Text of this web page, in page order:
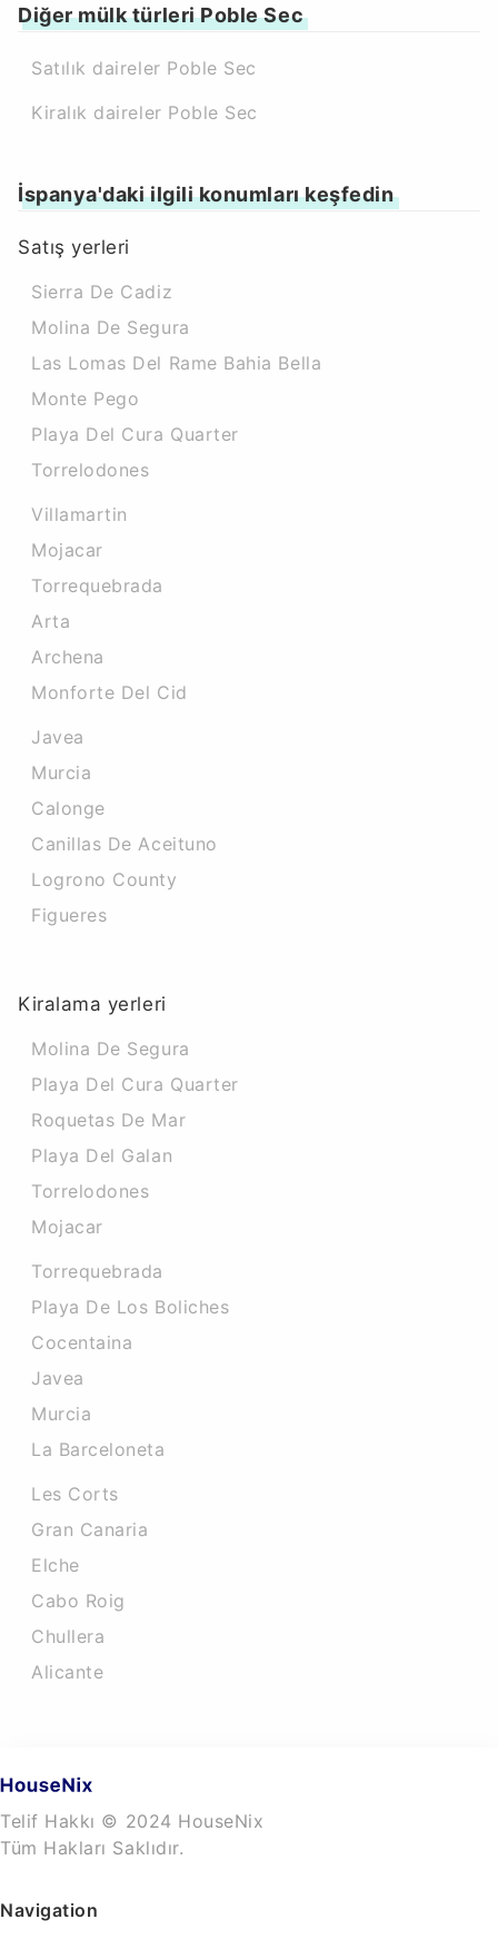
Diğer mülk türleri Poble Sec
Satılık daireler Poble Sec
Kiralık daireler Poble Sec
İspanya'daki ilgili konumları keşfedin
Satış yerleri
Sierra De Cadiz
Molina De Segura
Las Lomas Del Rame Bahia Bella
Monte Pego
Playa Del Cura Quarter
Torrelodones
Villamartin
Mojacar
Torrequebrada
Arta
Archena
Monforte Del Cid
Javea
Murcia
Calonge
Canillas De Aceituno
Logrono County
Figueres
Kiralama yerleri
Molina De Segura
Playa Del Cura Quarter
Roquetas De Mar
Playa Del Galan
Torrelodones
Mojacar
Torrequebrada
Playa De Los Boliches
Cocentaina
Javea
Murcia
La Barceloneta
Les Corts
Gran Canaria
Elche
Cabo Roig
Chullera
Alicante
Telif Hakkı © 2024 HouseNix
Tüm Hakları Saklıdır.
Navigation